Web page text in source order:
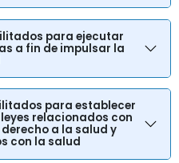
para ejecutar
a fin de impulsar la
para establecer
relacionados con
a la salud y
con la salud